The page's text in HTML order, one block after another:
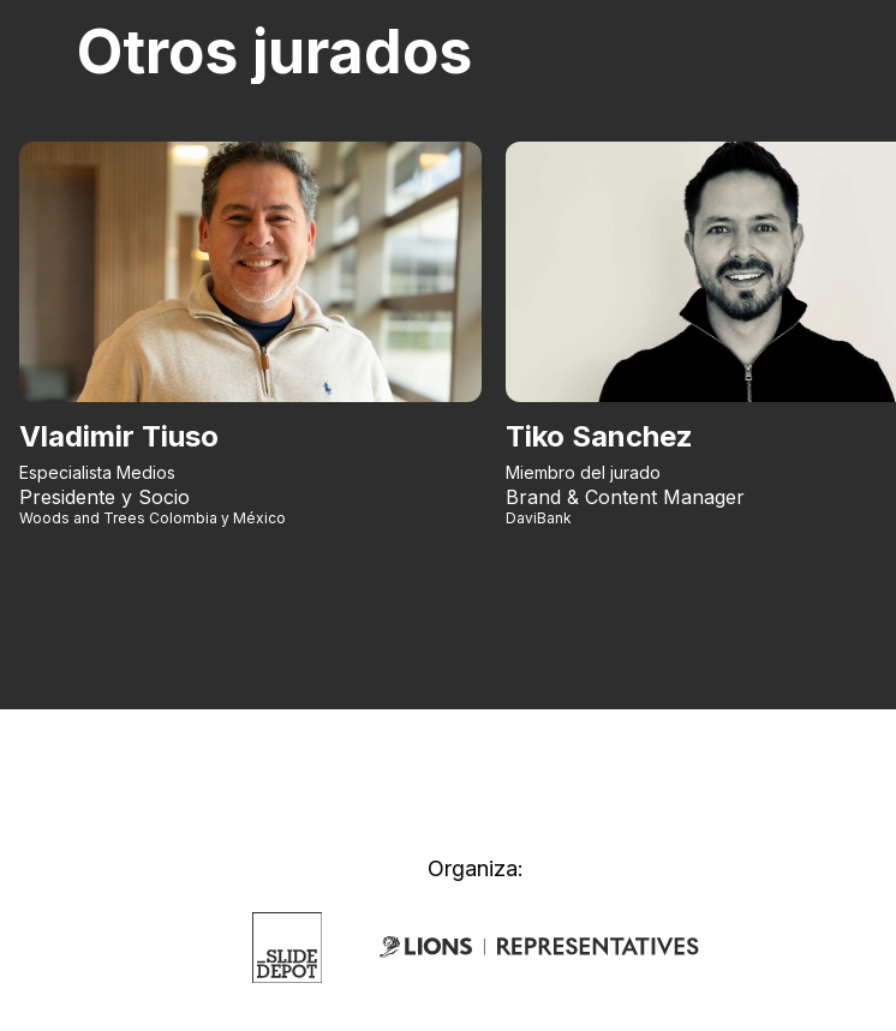
Otros jurados
Vladimir Tiuso
Especialista Medios
Presidente y Socio
Woods and Trees Colombia y México
Tiko Sanchez
Miembro del jurado
Brand & Content Manager
DaviBank
Organiza: